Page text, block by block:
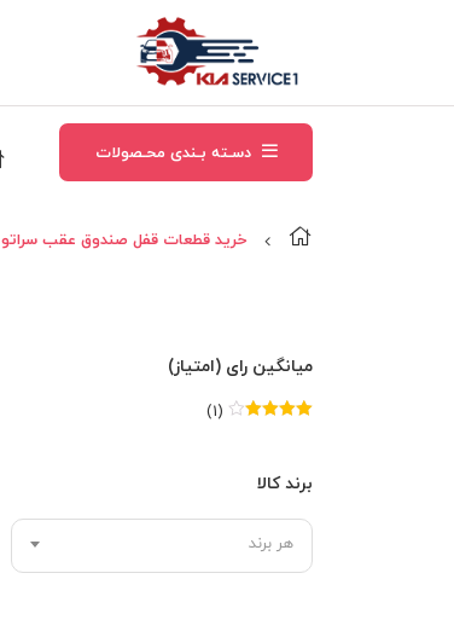
دسـته بـندی محـصولات
خرید قطعات قفل صندوق عقب سراتو
میانگین رای (امتیاز)
(1)
برند کالا
هر برند